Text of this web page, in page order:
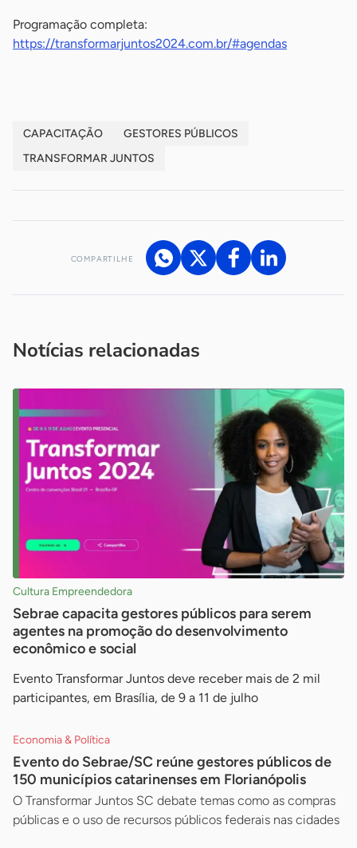
Programação completa:
https://transformarjuntos2024.com.br/#agendas
CAPACITAÇÃO
GESTORES PÚBLICOS
TRANSFORMAR JUNTOS
COMPARTILHE
Notícias relacionadas
Cultura Empreendedora
Sebrae capacita gestores públicos para serem
agentes na promoção do desenvolvimento
econômico e social
Evento Transformar Juntos deve receber mais de 2 mil
participantes, em Brasília, de 9 a 11 de julho
Economia & Política
Evento do Sebrae/SC reúne gestores públicos de
150 municípios catarinenses em Florianópolis
O Transformar Juntos SC debate temas como as compras
públicas e o uso de recursos públicos federais nas cidades